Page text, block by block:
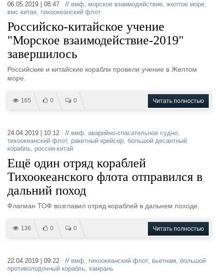
06.05.2019 | 08:47 // вмф, морское взаимодействие, желтое море,
вмс китая, тихоокеанский флот
Российско-китайское учение
"Морское взаимодействие-2019"
завершилось
Российские и китайские корабли провели учение в Желтом
море.
165 0 0 Читать полностью
24.04.2019 | 10:12 // вмф, аварийно-спасательное судно,
тихоокеанский флот, ракетный крейсер, большой десантный
корабль, россия-китай
Ещё один отряд кораблей
Тихоокеанского флота отправился в
дальний поход
Флагман ТОФ возглавил отряд кораблей в дальнем походе.
136 0 0 Читать полностью
22.04.2019 | 09:22 // вмф, тихоокеанский флот, вьетнам, большой
противолодочный корабль, камрань